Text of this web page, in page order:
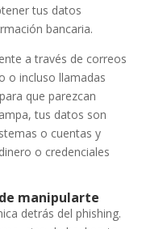
tus datos
bancaria.
a través de correos
o incluso llamadas
que parezcan
tus datos son
o cuentas y
o credenciales
manipularte
detrás del phishing.